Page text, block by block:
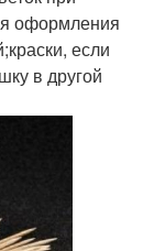
оформления
если
в другой